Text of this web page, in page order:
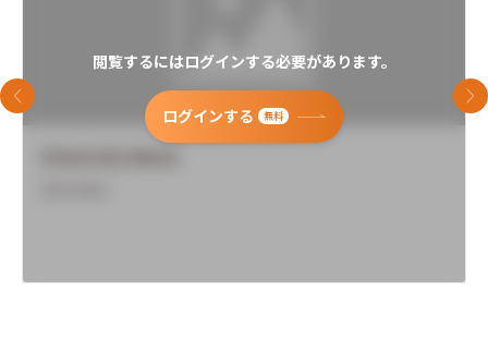
閲覧するにはログインする必要があります。
ログインする 無料
前のスライド 次